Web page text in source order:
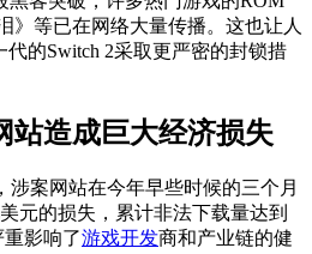
》等已在网络大量传播。这也让人
代的Switch 2采取更严密的封锁措
站造成巨大经济损失
涉案网站在今年早些时候的三个月
元的损失，累计非法下载量达到
影响了游戏开发商和产业链的健